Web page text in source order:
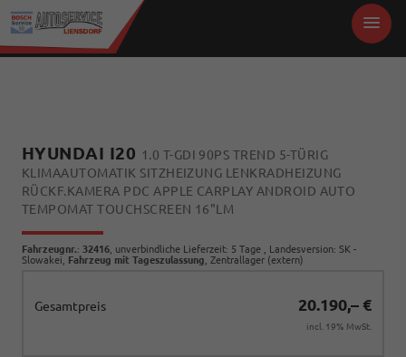
HYUNDAI I20 1.0 T-GDI 90PS TREND 5-TÜRIG
KLIMAAUTOMATIK SITZHEIZUNG LENKRADHEIZUNG
RÜCKF.KAMERA PDC APPLE CARPLAY ANDROID AUTO
TEMPOMAT TOUCHSCREEN 16"LM
Fahrzeugnr.: 32416 , unverbindliche Lieferzeit: 5 Tage , Landesversion: SK -
Slowakei, Fahrzeug mit Tageszulassung , Zentrallager (extern)
Gesamtpreis 20.190,– €
incl. 19% MwSt.